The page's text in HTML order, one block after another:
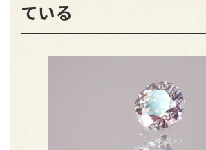
ている